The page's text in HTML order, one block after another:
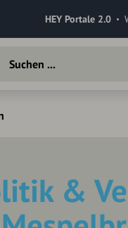
HEY Portale 2.0
&